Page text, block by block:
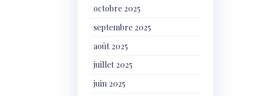
octobre 2025
septembre 2025
août 2025
juillet 2025
juin 2025